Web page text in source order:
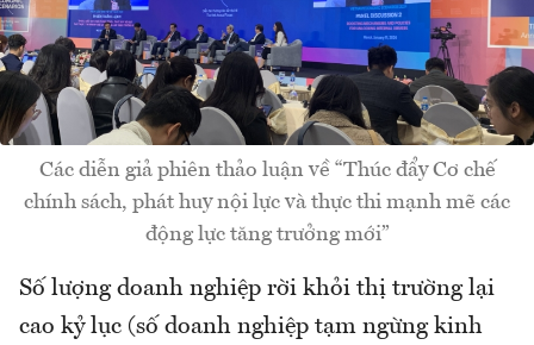
Các diễn giả phiên thảo luận về “Thúc đẩy Cơ chế
chính sách, phát huy nội lực và thực thi mạnh mẽ các
động lực tăng trưởng mới”
Số lượng doanh nghiệp rời khỏi thị trường lại
cao kỷ lục (số doanh nghiệp tạm ngừng kinh